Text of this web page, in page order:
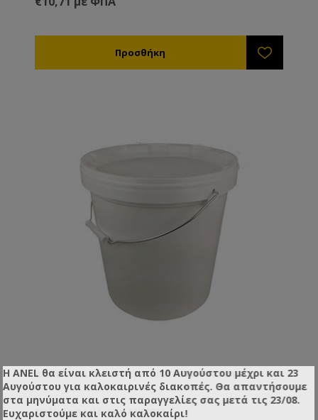
ΔΟΧΕΊΟ ΜΕΤΑΦΟΡΆΣ ΜΕΛΙΟΎ ΠΛΑΣΤΙΚΌ 24KG
Κωδικός προϊόντος: AN30210
Η ANEL θα είναι κλειστή από 10 Αυγούστου μέχρι και 23
Αυγούστου για καλοκαιρινές διακοπές. Θα απαντήσουμε
στα μηνύματα και στις παραγγελίες σας μετά τις 23/08.
Ευχαριστούμε και καλό καλοκαίρι!